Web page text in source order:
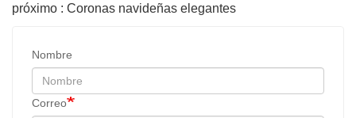
próximo : Coronas navideñas elegantes
Nombre
Correo